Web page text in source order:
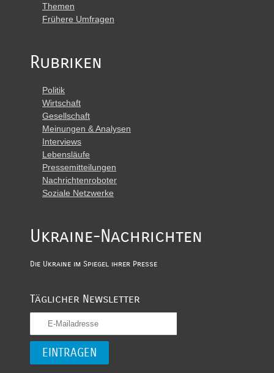
Themen
Frühere Umfragen
Rubriken
Politik
Wirtschaft
Gesellschaft
Meinungen & Analysen
Interviews
Lebensläufe
Pressemitteilungen
Nachrichtenroboter
Soziale Netzwerke
Ukraine-Nachrichten
Die Ukraine im Spiegel ihrer Presse
Täglicher Newsletter